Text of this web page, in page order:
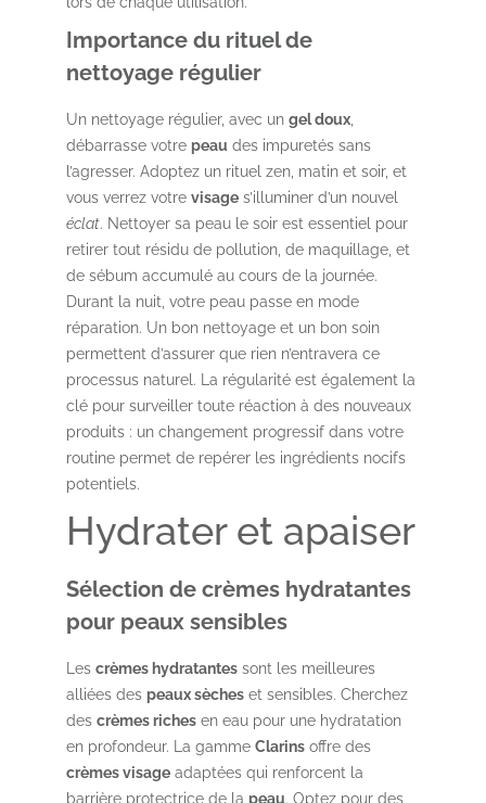
Importance du rituel de
nettoyage régulier
Un nettoyage régulier, avec un gel doux,
débarrasse votre peau des impuretés sans
l’agresser. Adoptez un rituel zen, matin et soir, et
vous verrez votre visages’illuminer d’un nouvel
éclat. Nettoyer sa peau le soir est essentiel pour
retirer tout résidu de pollution, de maquillage, et
de sébum accumulé au cours de la journée.
Durant la nuit, votre peau passe en mode
réparation. Un bon nettoyage et un bon soin
permettent d’assurer que rien n’entravera ce
processus naturel. La régularité est également la
clé pour surveiller toute réaction à des nouveaux
produits : un changement progressif dans votre
routine permet de repérer les ingrédients nocifs
potentiels.
Hydrater et apaiser
Sélection de crèmes hydratantes
pour peaux sensibles
Les crèmes hydratantessont les meilleures
alliées des peaux sècheset sensibles. Cherchez
des crèmes richesen eau pour une hydratation
en profondeur. La gamme Clarinsoffre des
crèmes visageadaptées qui renforcent la
barrière protectrice de la peau. Optez pour des